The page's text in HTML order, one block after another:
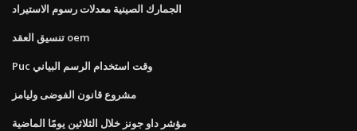
الجمارك الصينية معدلات رسوم الاستيراد
تنسيق العقد oem
Puc وقت استخدام الرسم البياني
مشروع قانون الفوضى وليامز
مؤشر داو جونز خلال الثلاثين يومًا الماضية